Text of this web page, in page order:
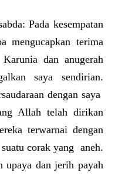
Pada kesempatan
terima
dan anugerah
saya sendirian.
dengan saya
Allah telah dirikan
terwarnai dengan
corak yang aneh.
upaya dan jerih payah